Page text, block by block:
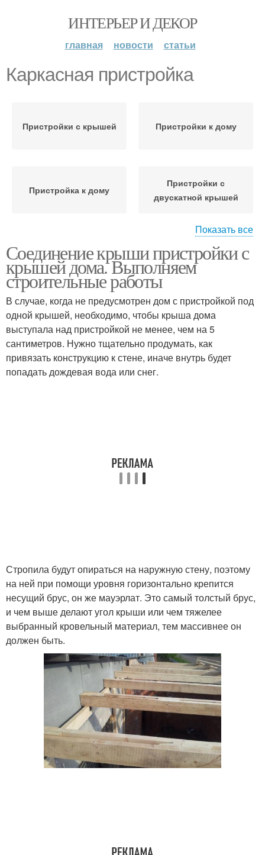
ИНТЕРЬЕР И ДЕКОР
главная новости статьи
Каркасная пристройка
Пристройки с крышей Пристройки к дому
Пристройка к дому
Пристройки с
двускатной крышей
Крыши для пристройки Крыша с пристройкой
Материалы для
пристройки
Пристройка к старому
Пристройка к
Показать все
Соединение крыши пристройки с
крышей дома. Выполняем
строительные работы
В случае, когда не предусмотрен дом с пристройкой под
одной крышей, необходимо, чтобы крыша дома
выступала над пристройкой не менее, чем на 5
сантиметров. Нужно тщательно продумать, как
привязать конструкцию к стене, иначе внутрь будет
попадать дождевая вода или снег.
Стропила будут опираться на наружную стену, поэтому
на ней при помощи уровня горизонтально крепится
несущий брус, он же мауэрлат. Это самый толстый брус,
и чем выше делают угол крыши или чем тяжелее
выбранный кровельный материал, тем массивнее он
должен быть.